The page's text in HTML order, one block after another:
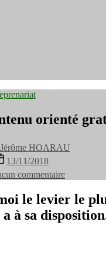
Catégories
orienté
Jérôme HOARAU
13/11/2018
commentaire
Le
marketing
de
contenu
le levier le
à sa